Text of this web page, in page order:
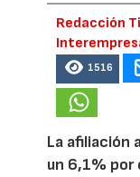
Redacción
1516
La afiliación
un 6,1%